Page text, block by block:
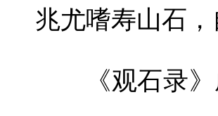
兆尤嗜寿山石
《观石录